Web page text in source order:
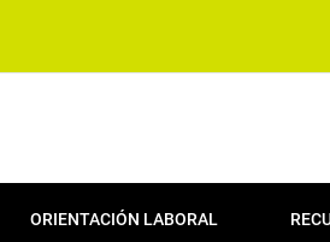
ORIENTACIÓN LABORAL